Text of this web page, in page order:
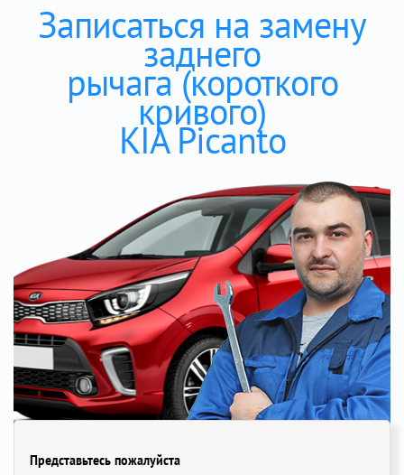
Записаться на замену
заднего
рычага (короткого
кривого)
KIA Picanto
Представьтесь пожалуйста